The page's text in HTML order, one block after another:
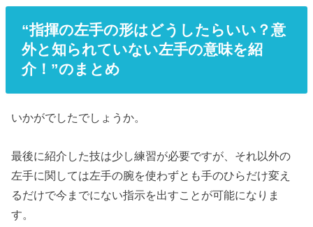
“指揮の左手の形はどうしたらいい？意
外と知られていない左手の意味を紹
介！”のまとめ
いかがでしたでしょうか。
最後に紹介した技は少し練習が必要ですが、それ以外の
左手に関しては左手の腕を使わずとも手のひらだけ変え
るだけで今までにない指示を出すことが可能になりま
す。